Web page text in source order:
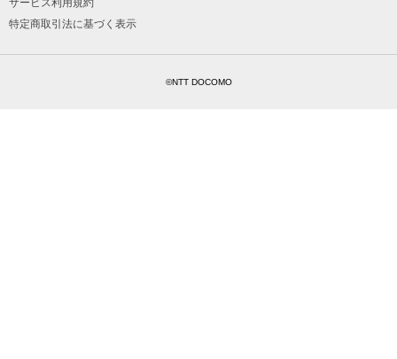
サービス利用規約
特定商取引法に基づく表示
©NTT DOCOMO